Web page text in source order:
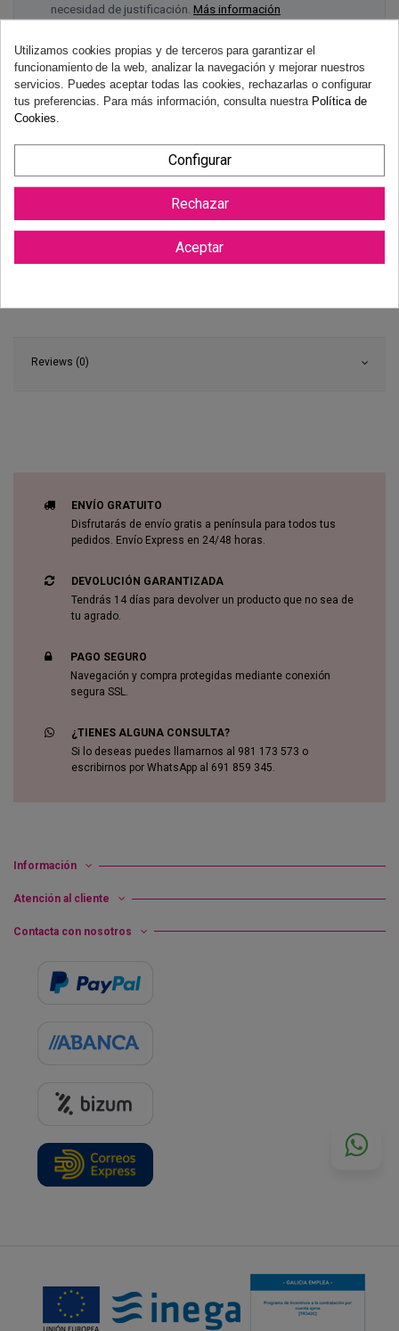
necesidad de justificación. Más información
Reviews (0)
ENVÍO GRATUITO
Disfrutarás de envío gratis a península para todos tus
pedidos. Envío Express en 24/48 horas.
DEVOLUCIÓN GARANTIZADA
Tendrás 14 días para devolver un producto que no sea de
tu agrado.
PAGO SEGURO
Navegación y compra protegidas mediante conexión
segura SSL.
¿TIENES ALGUNA CONSULTA?
Si lo deseas puedes llamarnos al 981 173 573 o
escribirnos por WhatsApp al 691 859 345.
Información
Atención al cliente
Contacta con nosotros
Utilizamos cookies propias y de terceros para garantizar el
funcionamiento de la web, analizar la navegación y mejorar nuestros
servicios. Puedes aceptar todas las cookies, rechazarlas o configurar
tus preferencias. Para más información, consulta nuestra Política de
Cookies
Configurar
Rechazar
Aceptar